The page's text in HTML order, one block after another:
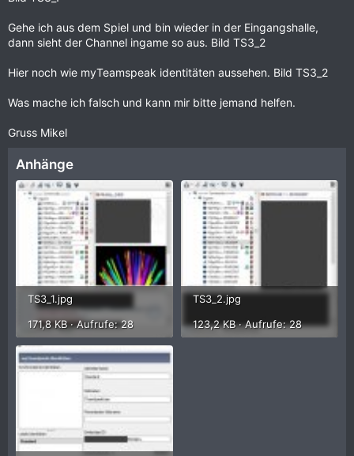
Gehe ich aus dem Spiel und bin wieder in der Eingangshalle,
dann sieht der Channel ingame so aus. Bild TS3_2
Hier noch wie myTeamspeak identitäten aussehen. Bild TS3_2
Was mache ich falsch und kann mir bitte jemand helfen.
Gruss Mikel
Anhänge
TS3_1.jpg
171,8 KB · Aufrufe: 28
TS3_2.jpg
123,2 KB · Aufrufe: 28